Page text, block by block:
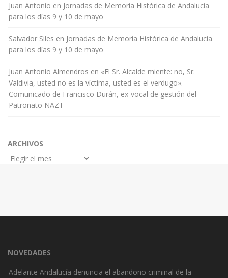
Juan Antonio en Jornadas de Memoria Histórica de Andalucía
para los días 9 y 10 de mayo
Salvador Siles en Jornadas de Memoria Histórica de Andalucía
para los días 9 y 10 de mayo
Juan Antonio Almendros en «El Sr. Alcalde miente: no, Sr.
Valdivia, usted no es la víctima, usted es el verdugo».
Comunicado de Francisco Durán, ex-vocal de gestión del
Patronato NAZT
ARCHIVOS
Archivos
NOVEDADES
Adelante Andalucía denuncia el abandono criminal de la